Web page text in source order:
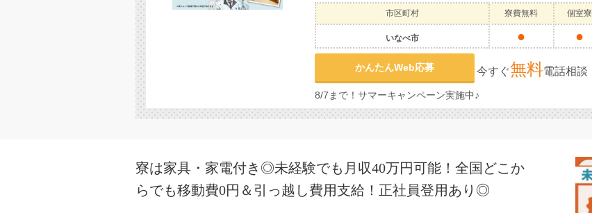
市区町村 寮費無料 個室寮
いなべ市 ● ●
かんたんWeb応募 今すぐ無料電話相談
8/7まで！サマーキャンペーン実施中♪
寮は家具・家電付き◎未経験でも月収40万円可能！全国どこか
らでも移動費0円＆引っ越し費用支給！正社員登用あり◎